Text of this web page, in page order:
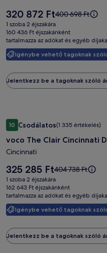
képgalériája
Igénybe vehető tagoknak
Az
ár
320 872 Ft
320 872 FtAz
ár
400 698 Ft
volt,
lásd
a
információkat
a
400 698 Ft
1 szoba 2 éjszakára
160 436 Ft éjszakánként
tartalmazza az adókat és egyéb
Jelentkezz be a tagoknak szóló
voco
The
Clair
Cincinnati
Downtown
by
IHG
képgalériája
1010 ennyiből: 9.2, Csodálatos, (1
Csodálatos(1 335 értékelés)
voco The Clair Cincinnati
Cincinnati
Igénybe vehető tagoknak
Az
ár
325 285 Ft
325 285 FtAz
ár
404 738 Ft
volt,
lásd
a
információkat
a
404 738 Ft
1 szoba 2 éjszakára
162 643 Ft éjszakánként
tartalmazza az adókat és egyéb
voco The Clair Cincinnati
Jelentkezz be a tagoknak szóló